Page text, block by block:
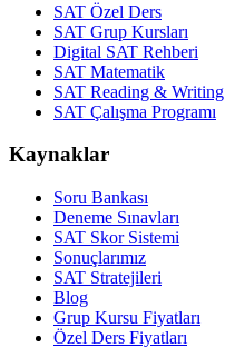
SAT Özel Ders
SAT Grup Kursları
Digital SAT Rehberi
SAT Matematik
SAT Reading & Writing
SAT Çalışma Programı
Kaynaklar
Soru Bankası
Deneme Sınavları
SAT Skor Sistemi
Sonuçlarımız
SAT Stratejileri
Blog
Grup Kursu Fiyatları
Özel Ders Fiyatları